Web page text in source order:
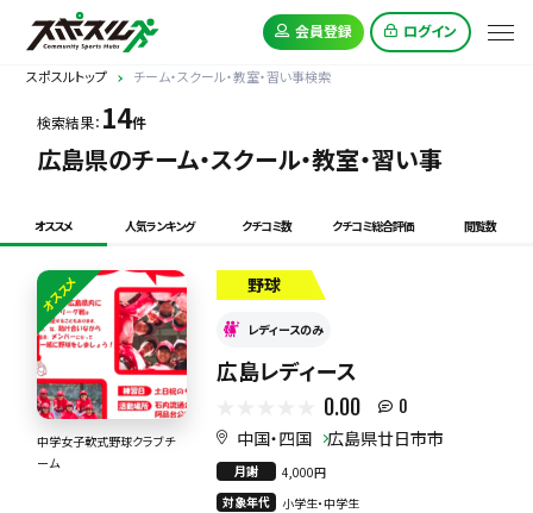
会員登録 ログイン
スポスルトップ チーム・スクール・教室・習い事検索
検索結果： 14件
広島県のチーム・スクール・教室・習い事
オススメ 人気ランキング クチコミ数 クチコミ総合評価 閲覧数
オススメ
中学女子軟式野球クラブチ
ーム
野球
レディースのみ
広島レディース
0.00 0
中国・四国 広島県廿日市市
月謝
4,000円
対象年代
小学生・中学生